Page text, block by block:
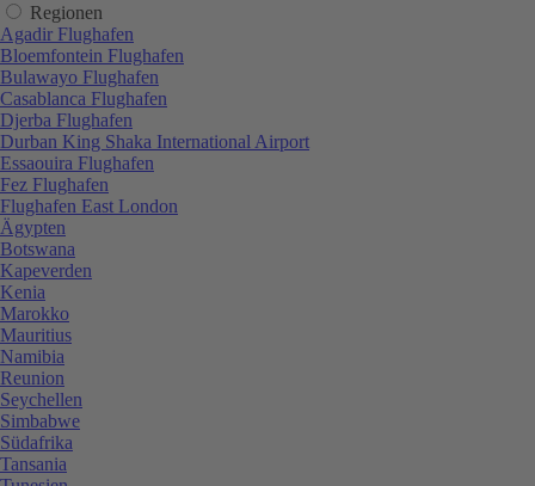
Regionen
Agadir Flughafen
Bloemfontein Flughafen
Bulawayo Flughafen
Casablanca Flughafen
Djerba Flughafen
Durban King Shaka International Airport
Essaouira Flughafen
Fez Flughafen
Flughafen East London
Ägypten
Botswana
Kapeverden
Kenia
Marokko
Mauritius
Namibia
Reunion
Seychellen
Simbabwe
Südafrika
Tansania